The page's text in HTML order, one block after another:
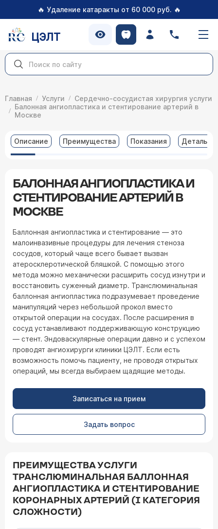
🔥 Удаление катаракты от 60 000 руб. 🔥
ЦЭЛТ
Главная Услуги
Сердечно-сосудистая хирургия услуги
Балонная ангиопластика и стентирование артерий в
Москве
Описание Преимущества Показания
БАЛОННАЯ АНГИОПЛАСТИКА И
СТЕНТИРОВАНИЕ АРТЕРИЙ В
МОСКВЕ
Баллонная ангиопластика и стентирование — это
малоинвазивные процедуры для лечения стеноза
сосудов, который чаще всего бывает вызван
атеросклеротической бляшкой. С помощью этого
метода можно механически расширить сосуд изнутри и
восстановить суженный диаметр. Транслюминальная
баллонная ангиопластика подразумевает проведение
манипуляций через небольшой прокол вместо
открытой операции на сосудах. После расширения в
сосуд устанавливают поддерживающую конструкцию
— стент. Эндоваскулярные операции давно и с успехом
проводят ангиохирурги клиники ЦЭЛТ. Если есть
возможность помочь пациенту, не проводя открытых
операций, мы всегда выбираем щадящие методы.
Записаться на прием
Задать вопрос
ПРЕИМУЩЕСТВА УСЛУГИ
ТРАНСЛЮМИНАЛЬНАЯ БАЛЛОННАЯ
АНГИОПЛАСТИКА И СТЕНТИРОВАНИЕ
КОРОНАРНЫХ АРТЕРИЙ (I КАТЕГОРИЯ
СЛОЖНОСТИ)